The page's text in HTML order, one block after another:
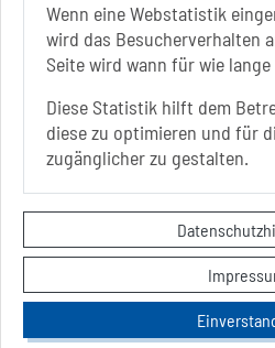
Wenn eine Webstatistik
wird das Besucherverhalten
Seite wird wann für wie
Diese Statistik hilft dem
diese zu optimieren und für
zugänglicher zu gestalten.
Sie befinden sich hier
Kunsthof Bad Salzelmen
Datenschutzerklärung
Hinweise zur Barrierefreiheit